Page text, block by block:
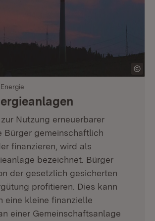
Nutzung erneuerbarer
Bürger gemeinschaftlich
finanzieren, wird als
bezeichnet. Bürger
der gesetzlich gesicherten
profitieren. Dies kann
eine kleine finanzielle
einer Gemeinschaftsanlage